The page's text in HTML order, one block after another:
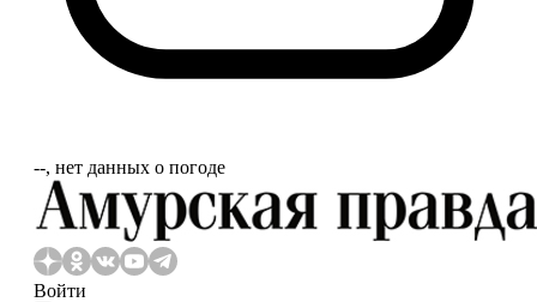
‐‐, нет данных о погоде
Войти